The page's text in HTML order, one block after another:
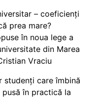
– coeficienți
prea mare?
în noua lege a
din Marea
Vraciu
studenți care îmbină
în practică la